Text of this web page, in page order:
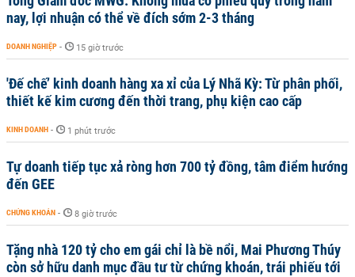
nay, lợi nhuận có thể về đích sớm 2-3 tháng
DOANH NGHIỆP - 15 giờ trước
'Đế chế’ kinh doanh hàng xa xỉ của Lý Nhã Kỳ: Từ phân phối,
thiết kế kim cương đến thời trang, phụ kiện cao cấp
KINH DOANH - 1 phút trước
Tự doanh tiếp tục xả ròng hơn 700 tỷ đồng, tâm điểm hướng
đến GEE
CHỨNG KHOÁN - 8 giờ trước
Tặng nhà 120 tỷ cho em gái chỉ là bề nổi, Mai Phương Thúy
còn sở hữu danh mục đầu tư từ chứng khoán, trái phiếu tới